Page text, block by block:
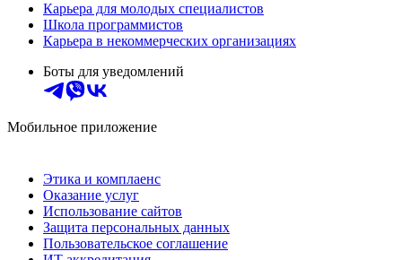
Карьера для молодых специалистов
Школа программистов
Карьера в некоммерческих организациях
Боты для уведомлений
Мобильное приложение
Этика и комплаенс
Оказание услуг
Использование сайтов
Защита персональных данных
Пользовательское соглашение